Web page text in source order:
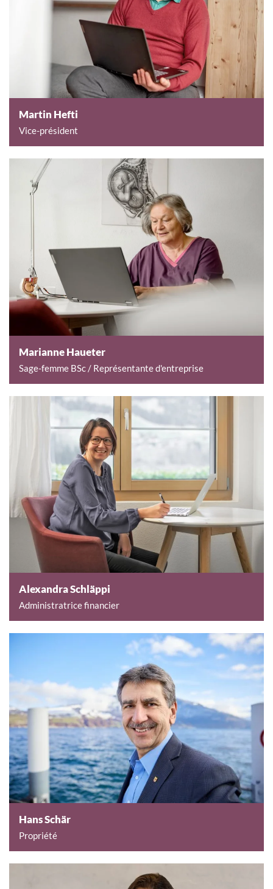
Martin Hefti
Vice-président
Marianne Haueter
Sage-femme BSc / Représentante d'entreprise
Alexandra Schläppi
Administratrice financier
Hans Schär
Propriété